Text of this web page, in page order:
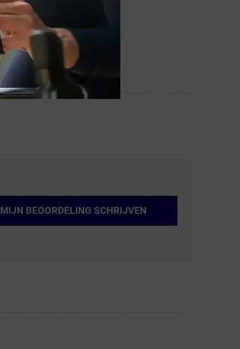
MIJN BEOORDELING SCHRIJVEN